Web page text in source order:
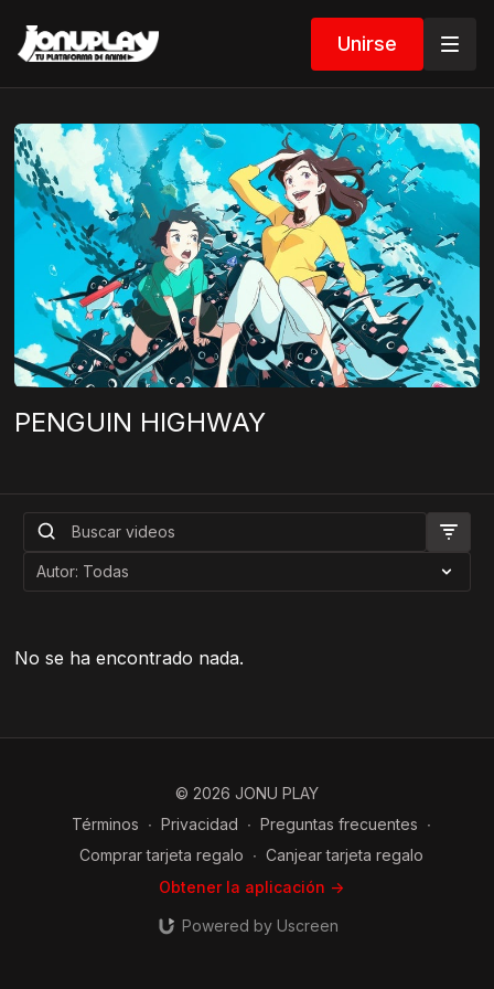
Unirse
PENGUIN HIGHWAY
No se ha encontrado nada.
© 2026 JONU PLAY
Términos ∙ Privacidad ∙ Preguntas frecuentes ∙
Comprar tarjeta regalo ∙ Canjear tarjeta regalo
Obtener la aplicación ->
Powered by Uscreen